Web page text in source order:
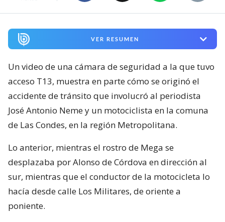
VER RESUMEN
Un video de una cámara de seguridad a la que tuvo
acceso T13, muestra en parte cómo se originó el
accidente de tránsito que involucró al periodista
José Antonio Neme y un motociclista en la comuna
de Las Condes, en la región Metropolitana.
Lo anterior, mientras el rostro de Mega se
desplazaba por Alonso de Córdova en dirección al
sur, mientras que el conductor de la motocicleta lo
hacía desde calle Los Militares, de oriente a
poniente.